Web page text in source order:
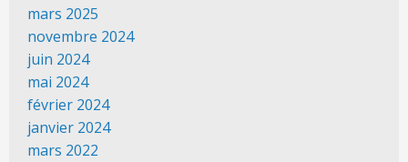
mars 2025
novembre 2024
juin 2024
mai 2024
février 2024
janvier 2024
mars 2022